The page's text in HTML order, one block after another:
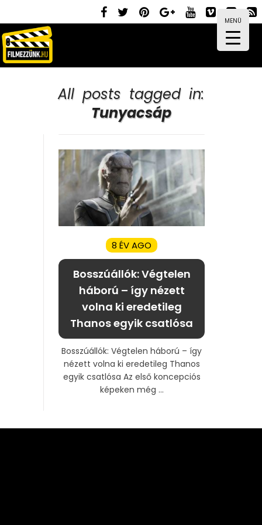
MENÜ
All posts tagged in:
Tunyacsáp
8 ÉV AGO
Bosszúállók: Végtelen
háború – így nézett
volna ki eredetileg
Thanos egyik csatlósa
Bosszúállók: Végtelen háború – így
nézett volna ki eredetileg Thanos
egyik csatlósa Az első koncepciós
képeken még ...